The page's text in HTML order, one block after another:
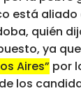
está
quién
ya que
Aires” por
los